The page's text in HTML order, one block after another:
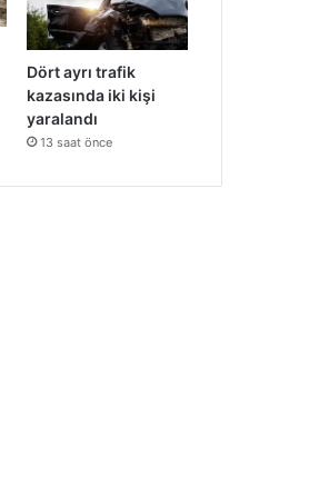
Dört ayrı trafik
kazasında iki kişi
yaralandı
13 saat önce